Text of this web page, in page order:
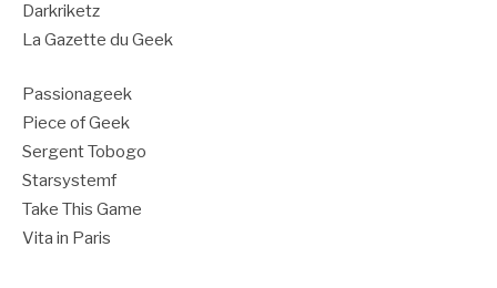
Darkriketz
La Gazette du Geek
Passionageek
Piece of Geek
Sergent Tobogo
Starsystemf
Take This Game
Vita in Paris